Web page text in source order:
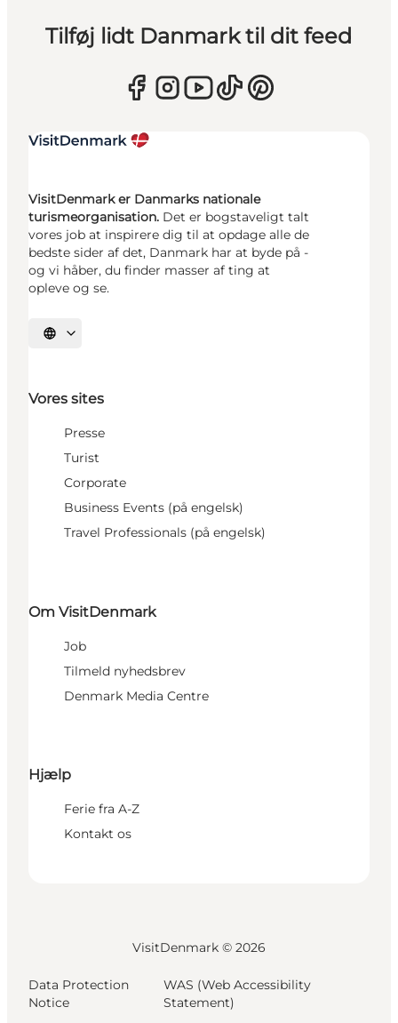
Tilføj lidt Danmark til dit feed
VisitDenmark er Danmarks nationale
turismeorganisation. Det er bogstaveligt talt
vores job at inspirere dig til at opdage alle de
bedste sider af det, Danmark har at byde på -
og vi håber, du finder masser af ting at
opleve og se.
Vælg sprog
Vores sites
Presse
Turist
Corporate
Business Events (på engelsk)
Travel Professionals (på engelsk)
Om VisitDenmark
Job
Tilmeld nyhedsbrev
Denmark Media Centre
Hjælp
Ferie fra A-Z
Kontakt os
VisitDenmark © 2026
Data Protection
Notice
WAS (Web Accessibility
Statement)